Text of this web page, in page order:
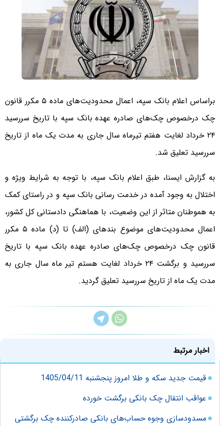
براساس اعلام بانک سپه، اعمال محدودیت‌های ماده ۵ مکرر قانون
چک درخصوص چک‌های صادره عهده بانک سپه با تاریخ سررسید
۲۴ خرداد لغایت هفتم تیرماه سال جاری به مدت یک ماه از تاریخ
سررسید تعلیق شد.
به گزارش ایسنا، طبق اعلام بانک سپه، با توجه به شرایط ویژه و
اختلال به وجود آمده در خدمت رسانی بانک سپه و در راستای کمک
به هموطنان متاثر از این وضعیت، با هماهنگی دادستانی کل کشور،
اعمال محدودیت‌های موضوع بندهای (الف) تا (د) ماده ۵ مکرر
قانون چک درخصوص چک‌های صادره عهده بانک سپه با تاریخ
سررسید و برگشت ۲۴ خرداد لغایت هستم تیر ماه سال جاری به
مدت یک ماه از تاریخ سررسید تعلیق گردید.
اخبار مرتبط
قیمت جدید سکه و طلا امروز پنجشنبه 1405/04/11
عواقب انتقال چک بانکی برگشت خورده
مسدودسازی وجوه حساب‌های بانکی صادرکننده چک برگشتی